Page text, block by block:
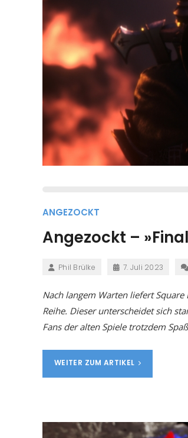
ANGEZOCKT
Angezockt –
Phil Brülke 7. Juli 2023
Nach langem Warten liefert
Reihe. Dieser unterscheidet sich
Fans der alten Spiele trotzdem
WEITER ZUM ARTIKEL